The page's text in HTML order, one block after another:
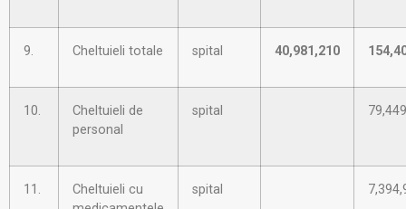
9. Cheltuieli totale spital 40,981,210
10.
Cheltuieli de
personal
spital
11.
Cheltuieli cu
spital